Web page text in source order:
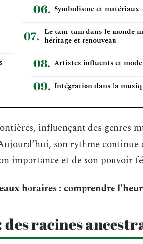
Symbolisme et matériaux
Le tam-tam dans le monde
héritage et renouveau
Artistes influents et
Intégration dans la
influençant des genres
son rythme continue
importance et de son pouvoir
horaires : comprendre
racines